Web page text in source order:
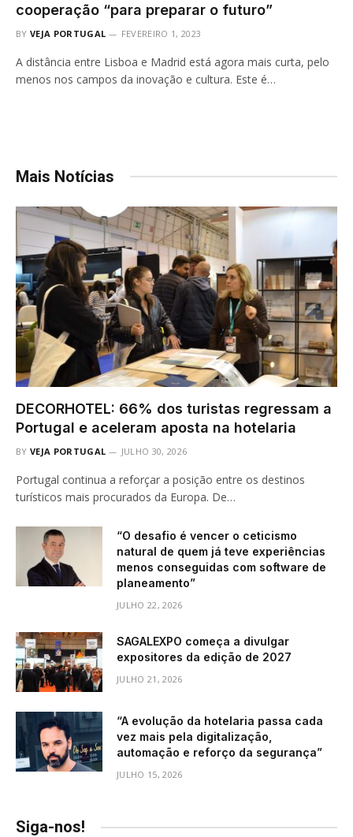
cooperação “para preparar o futuro”
BY VEJA PORTUGAL FEVEREIRO 1, 2023
A distância entre Lisboa e Madrid está agora mais curta, pelo
menos nos campos da inovação e cultura. Este é…
Mais Notícias
DECORHOTEL: 66% dos turistas regressam a
Portugal e aceleram aposta na hotelaria
BY VEJA PORTUGAL JULHO 30, 2026
Portugal continua a reforçar a posição entre os destinos
turísticos mais procurados da Europa. De…
“O desafio é vencer o ceticismo
natural de quem já teve experiências
menos conseguidas com software de
planeamento”
JULHO 22, 2026
SAGALEXPO começa a divulgar
expositores da edição de 2027
JULHO 21, 2026
“A evolução da hotelaria passa cada
vez mais pela digitalização,
automação e reforço da segurança”
JULHO 15, 2026
Siga-nos!